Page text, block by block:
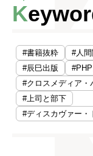
#書籍抜粋 #人
#辰巳出版
#クロスメディア・
#上司と部下
#ディスカヴァー・